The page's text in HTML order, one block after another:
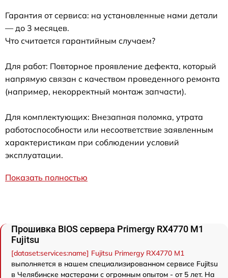
Гарантия от сервиса: на установленные нами детали
— до 3 месяцев.
Что считается гарантийным случаем?
Для работ: Повторное проявление дефекта, который
напрямую связан с качеством проведенного ремонта
(например, некорректный монтаж запчасти).
Для комплектующих: Внезапная поломка, утрата
работоспособности или несоответствие заявленным
характеристикам при соблюдении условий
эксплуатации.
Показать полностью
Прошивка BIOS сервера Primergy RX4770 M1
Fujitsu
[dataset:services:name] Fujitsu Primergy RX4770 M1
выполняется в нашем специализированном сервисе Fujitsu
в Челябинске мастерами с огромным опытом - от 5 лет. На